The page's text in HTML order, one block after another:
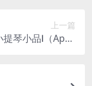
上一篇
琴小品Ⅰ（Ape+